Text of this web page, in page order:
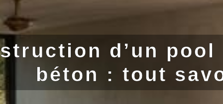
d’un pool
béton : tout